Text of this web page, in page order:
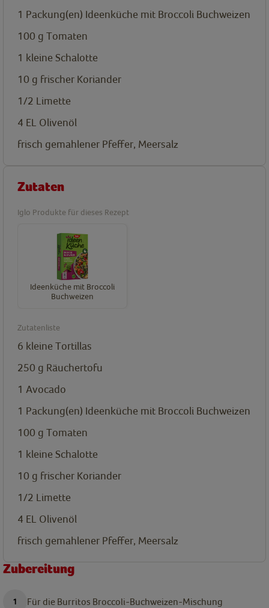
1 Packung(en) Ideenküche mit Broccoli Buchweizen
100 g Tomaten
1 kleine Schalotte
10 g frischer Koriander
1/2 Limette
4 EL Olivenöl
frisch gemahlener Pfeffer, Meersalz
Zutaten
Iglo Produkte für dieses Rezept
Ideenküche mit Broccoli
Buchweizen
Zutatenliste
6 kleine Tortillas
250 g Räuchertofu
1 Avocado
1 Packung(en) Ideenküche mit Broccoli Buchweizen
100 g Tomaten
1 kleine Schalotte
10 g frischer Koriander
1/2 Limette
4 EL Olivenöl
frisch gemahlener Pfeffer, Meersalz
Zubereitung
Für die Burritos Broccoli-Buchweizen-Mischung